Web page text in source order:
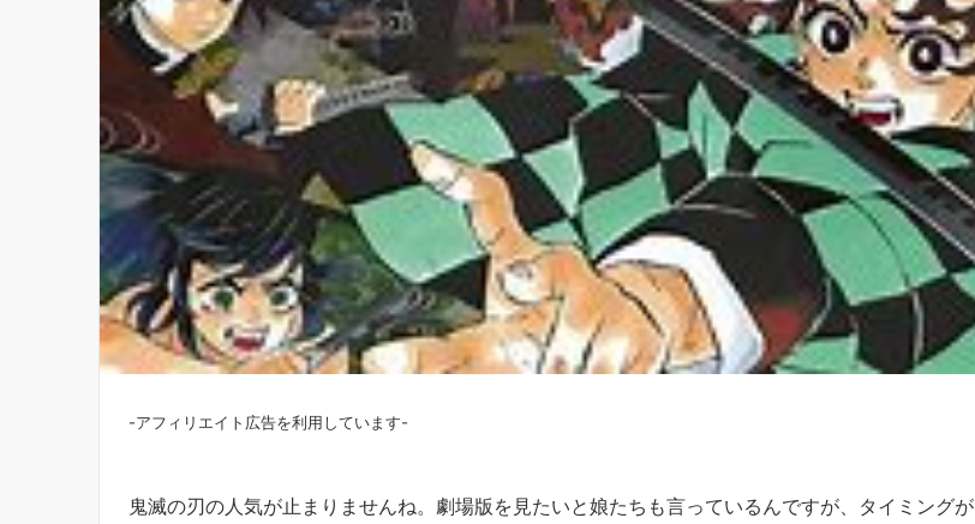
-アフィリエイト広告を利用しています-
鬼滅の刃の人気が止まりませんね。劇場版を見たいと娘たちも言っているんですが、タイミングが